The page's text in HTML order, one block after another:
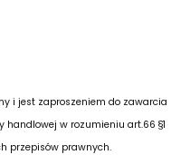
i jest zaproszeniem do zawarcia
w rozumieniu art.66 §1
przepisów prawnych.